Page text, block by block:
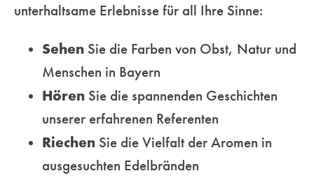
unterhaltsame Erlebnisse für all Ihre Sinne:
Sehen Sie die Farben von Obst, Natur und
Menschen in Bayern
Hören Sie die spannenden Geschichten
unserer erfahrenen Referenten
Riechen Sie die Vielfalt der Aromen in
ausgesuchten Edelbränden
Erfahren Sie